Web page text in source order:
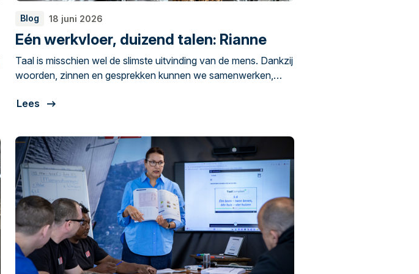
Blog 18 juni 2026
Eén werkvloer, duizend talen: Rianne
Taal is misschien wel de slimste uitvinding van de mens. Dankzij
woorden, zinnen en gesprekken kunnen we samenwerken,
altijd vanzelf. Rianne van Lieshout is manager hr en financiën bij
Lees